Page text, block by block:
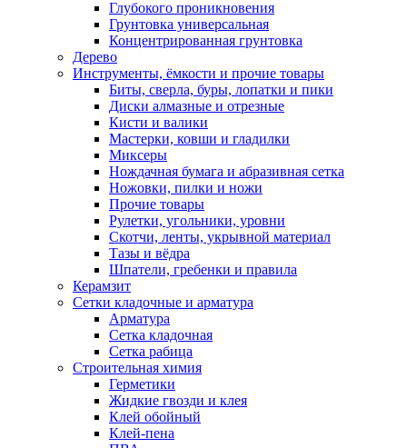
Глубокого проникновения
Грунтовка универсальная
Концентрированная грунтовка
Дерево
Инструменты, ёмкости и прочие товары
Биты, сверла, буры, лопатки и пики
Диски алмазные и отрезные
Кисти и валики
Мастерки, ковши и гладилки
Миксеры
Нождачная бумага и абразивная сетка
Ножовки, пилки и ножи
Прочие товары
Рулетки, угольники, уровни
Скотчи, ленты, укрывной материал
Тазы и вёдра
Шпатели, гребенки и правила
Керамзит
Сетки кладочные и арматура
Арматура
Сетка кладочная
Сетка рабица
Строительная химия
Герметики
Жидкие гвозди и клея
Клей обойный
Клей-пена